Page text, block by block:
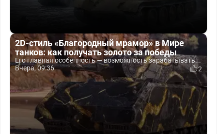
2D-стиль «Благородный мрамор» в Мире
танков: как получать золото за победы
Его главная особенность — возможность зарабатывать...
Вчера, 09:36
2